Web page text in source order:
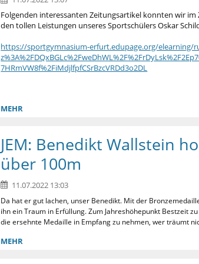
Folgenden interessanten Zeitungsartikel konnten wir
den tollen Leistungen unseres Sportschülers Oskar
https://sportgymnasium-erfurt.edupage.org/elearning/
7HRmVW8f%2FiMdjlfpfCSrBzcVRDd3o2DL
MEHR
JEM: Benedikt Wallstein
über 100m
11.07.2022 13:03
Da hat er gut lachen, unser Benedikt. Mit der
ihn ein Traum in Erfüllung. Zum Jahreshöhepunkt Bestzeit
die ersehnte Medaille in Empfang zu nehmen, wer träumt
MEHR